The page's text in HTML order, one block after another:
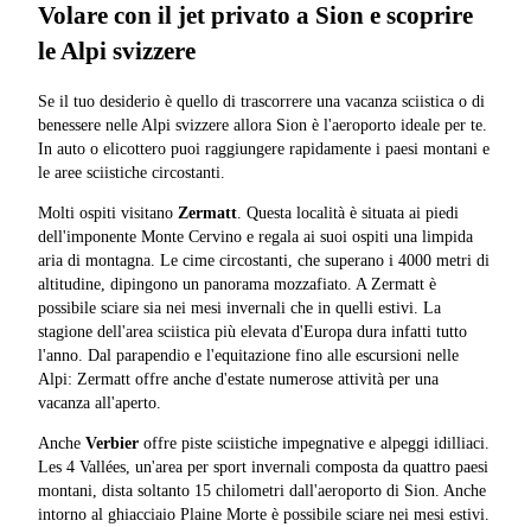
Volare con il jet privato a Sion e scoprire
le Alpi svizzere
Se il tuo desiderio è quello di trascorrere una vacanza sciistica o di
benessere nelle Alpi svizzere allora Sion è l'aeroporto ideale per te.
In auto o elicottero puoi raggiungere rapidamente i paesi montani e
le aree sciistiche circostanti.
Molti ospiti visitano Zermatt . Questa località è situata ai piedi
dell'imponente Monte Cervino e regala ai suoi ospiti una limpida
aria di montagna. Le cime circostanti, che superano i 4000 metri di
altitudine, dipingono un panorama mozzafiato. A Zermatt è
possibile sciare sia nei mesi invernali che in quelli estivi. La
stagione dell'area sciistica più elevata d'Europa dura infatti tutto
l'anno. Dal parapendio e l'equitazione fino alle escursioni nelle
Alpi: Zermatt offre anche d'estate numerose attività per una
vacanza all'aperto.
Anche Verbier offre piste sciistiche impegnative e alpeggi idilliaci.
Les 4 Vallées, un'area per sport invernali composta da quattro paesi
montani, dista soltanto 15 chilometri dall'aeroporto di Sion. Anche
intorno al ghiacciaio Plaine Morte è possibile sciare nei mesi estivi.